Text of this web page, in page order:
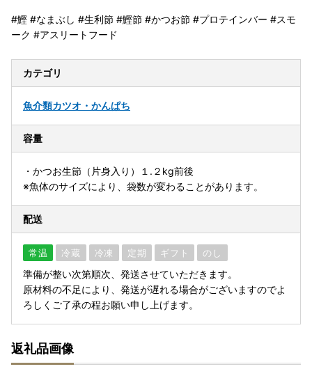
#鰹 #なまぶし #生利節 #鰹節 #かつお節 #プロテインバー #スモ
ーク #アスリートフード
カテゴリ
魚介類カツオ・かんぱち
容量
・かつお生節（片身入り）１.２kg前後
※魚体のサイズにより、袋数が変わることがあります。
配送
常温 冷蔵 冷凍 定期 ギフト のし
準備が整い次第順次、発送させていただきます。
原材料の不足により、発送が遅れる場合がございますのでよ
ろしくご了承の程お願い申し上げます。
返礼品画像